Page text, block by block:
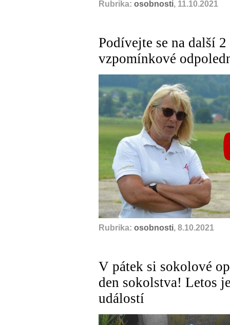
Rubrika: osobnosti, 11.10.2021
Podívejte se na další
vzpomínkové
Rubrika: osobnosti, 8.10.2021
V pátek si sokolové
den sokolstva! Letos
událostí